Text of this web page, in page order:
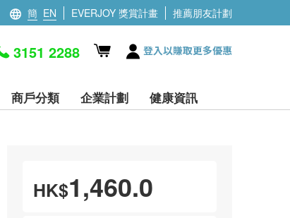
簡 EN EVERJOY 獎賞計畫 推薦朋友計劃
3151 2288 登入以賺取更多優惠
商戶分類 企業計劃 健康資訊
HK$1,460.0